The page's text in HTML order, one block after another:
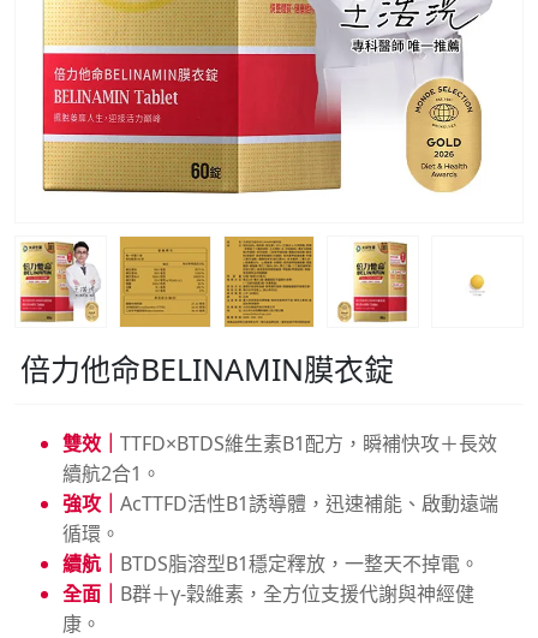
倍力他命BELINAMIN膜衣錠
雙效｜ TTFD×BTDS維生素B1配方，瞬補快攻＋長效
續航2合1。
強攻｜ AcTTFD活性B1誘導體，迅速補能、啟動遠端
循環。
續航｜ BTDS脂溶型B1穩定釋放，一整天不掉電。
全面｜ B群＋γ-穀維素，全方位支援代謝與神經健
康。